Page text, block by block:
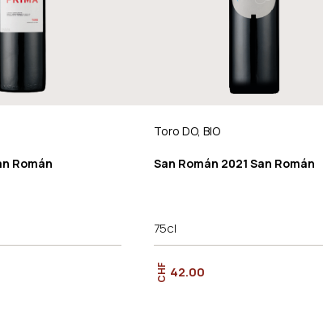
Román
Toro DO, BIO
San Román 2021 San Román
75cl
CHF 42.00